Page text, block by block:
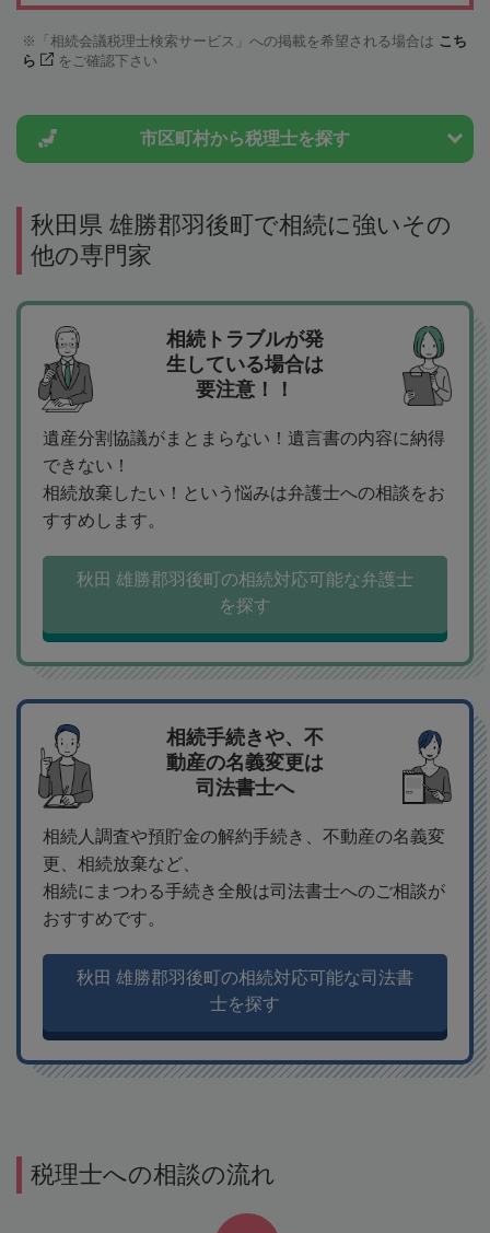
「相続会議税理士検索サービス」への掲載を希望される場合は こち
ら
をご確認下さい
市区町村から税理士を探す
秋田県 雄勝郡羽後町で相続に強いその
他の専門家
相続トラブルが発
生している場合は
要注意！！
遺産分割協議がまとまらない！遺言書の内容に納得
できない！
相続放棄したい！という悩みは弁護士への相談をお
すすめします。
秋田 雄勝郡羽後町の相続対応可能な弁護士
を探す
相続手続きや、不
動産の名義変更は
司法書士へ
相続人調査や預貯金の解約手続き、不動産の名義変
更、相続放棄など、
相続にまつわる手続き全般は司法書士へのご相談が
おすすめです。
秋田 雄勝郡羽後町の相続対応可能な司法書
士を探す
税理士への相談の流れ